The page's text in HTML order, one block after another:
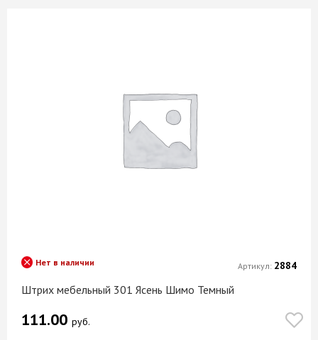
Штрих мебельный 301 Ясень Шимо Темный
Нет в наличии
111.00 руб.
Артикул: 2884